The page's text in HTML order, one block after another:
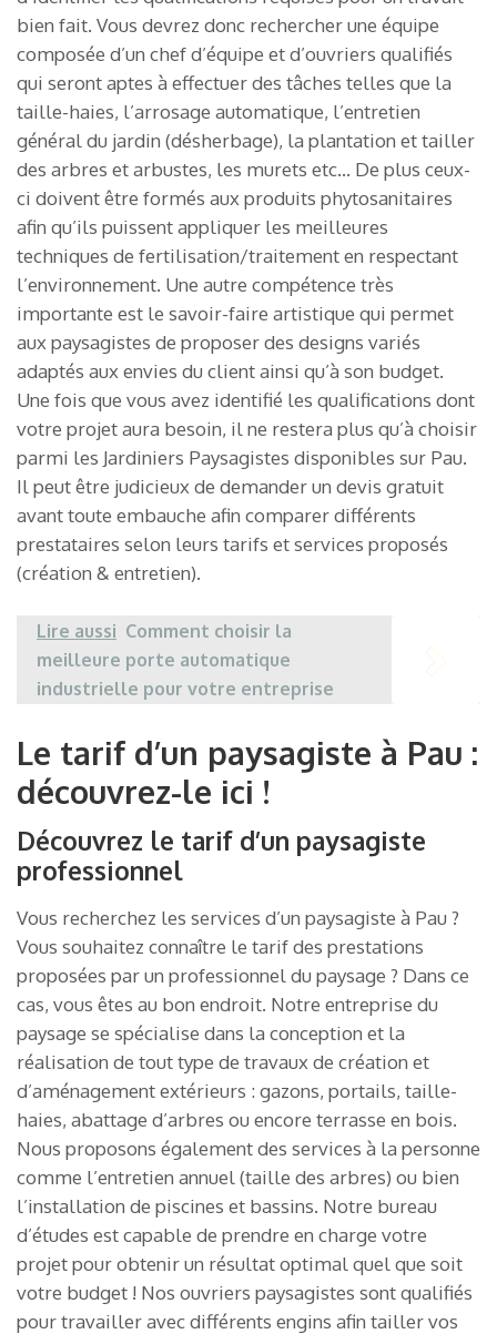
bien fait. Vous devrez donc rechercher une équipe
composée d’un chef d’équipe et d’ouvriers qualifiés
qui seront aptes à effectuer des tâches telles que la
taille-haies, l’arrosage automatique, l’entretien
général du jardin (désherbage), la plantation et tailler
des arbres et arbustes, les murets etc… De plus ceux-
ci doivent être formés aux produits phytosanitaires
afin qu’ils puissent appliquer les meilleures
techniques de fertilisation/traitement en respectant
l’environnement. Une autre compétence très
importante est le savoir-faire artistique qui permet
aux paysagistes de proposer des designs variés
adaptés aux envies du client ainsi qu’à son budget.
Une fois que vous avez identifié les qualifications dont
votre projet aura besoin, il ne restera plus qu’à choisir
parmi les Jardiniers Paysagistes disponibles sur Pau.
Il peut être judicieux de demander un devis gratuit
avant toute embauche afin comparer différents
prestataires selon leurs tarifs et services proposés
(création & entretien).
Lire aussi Comment choisir la
meilleure porte automatique
industrielle pour votre entreprise
Le tarif d’un paysagiste à Pau :
découvrez-le ici !
Découvrez le tarif d’un paysagiste
professionnel
Vous recherchez les services d’un paysagiste à Pau ?
Vous souhaitez connaître le tarif des prestations
proposées par un professionnel du paysage ? Dans ce
cas, vous êtes au bon endroit. Notre entreprise du
paysage se spécialise dans la conception et la
réalisation de tout type de travaux de création et
d’aménagement extérieurs : gazons, portails, taille-
haies, abattage d’arbres ou encore terrasse en bois.
Nous proposons également des services à la personne
comme l’entretien annuel (taille des arbres) ou bien
l’installation de piscines et bassins. Notre bureau
d’études est capable de prendre en charge votre
projet pour obtenir un résultat optimal quel que soit
votre budget ! Nos ouvriers paysagistes sont qualifiés
pour travailler avec différents engins afin tailler vos